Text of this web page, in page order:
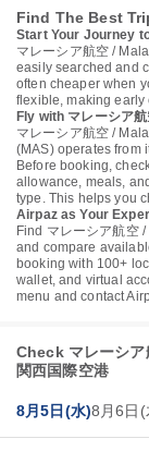
Find The Best
Start Your Journey
マレーシア航空 /
easily searched and
often cheaper when
flexible, making early
Fly with マレーシア
マレーシア航空 /
(MAS) operates from
Before booking,
allowance, meals,
type. This helps you
Airpaz as Your
Find マレーシア航空
and compare
booking with 100+
wallet, and virtual
menu and contact
Check マレーシ
関西国際空港
8月5日(水)8月6日(